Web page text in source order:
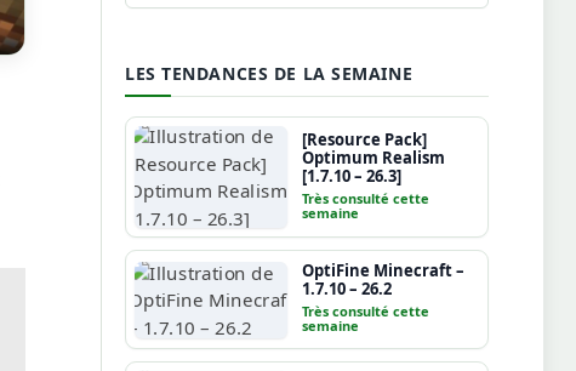
LES TENDANCES DE LA SEMAINE
[Resource Pack]
Optimum Realism
[1.7.10 – 26.3]
Très consulté cette
semaine
OptiFine Minecraft –
1.7.10 – 26.2
Très consulté cette
semaine